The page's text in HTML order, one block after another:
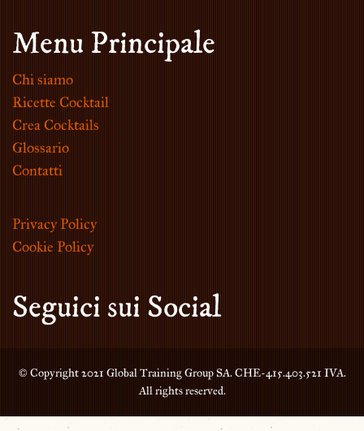
Menu Principale
Chi siamo
Ricette Cocktail
Crea Cocktails
Glossario
Contatti
Privacy Policy
Cookie Policy
Seguici sui Social
© Copyright 2021 Global Training Group SA. CHE-415.403.521 IVA.
All rights reserved.